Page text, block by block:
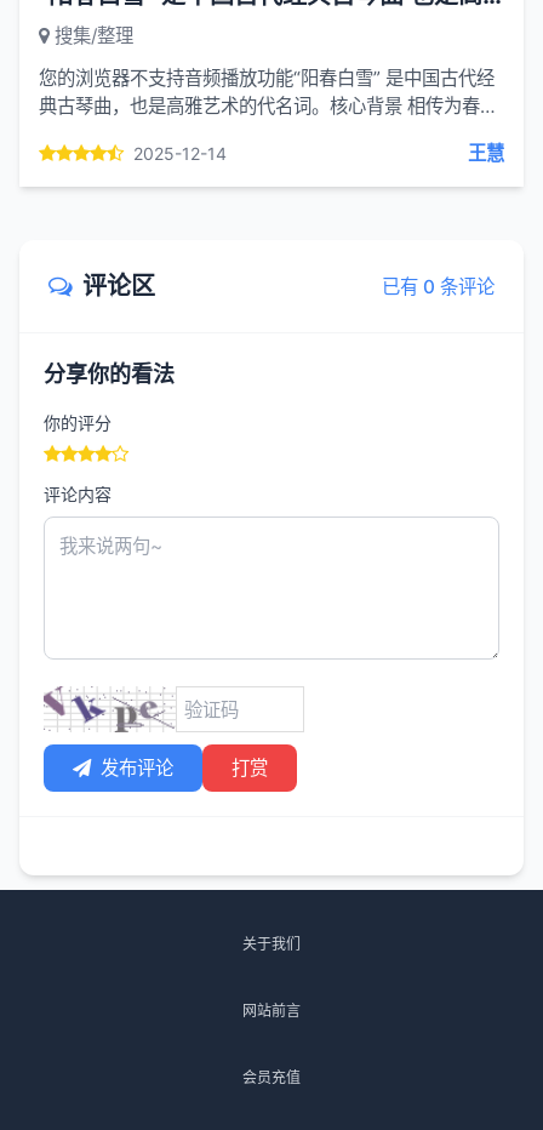
搜集/整理
您的浏览器不支持音频播放功能“阳春白雪” 是中国古代经
典古琴曲，也是高雅艺术的代名词。核心背景 相传为春秋
独立的...
2025-12-14 王慧
评论区 已有 0 条评论
分享你的看法
你的评分
评论内容
发布评论 打赏
关于我们
网站前言
会员充值